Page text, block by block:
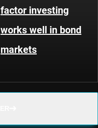
factor investing
works well in bond
markets